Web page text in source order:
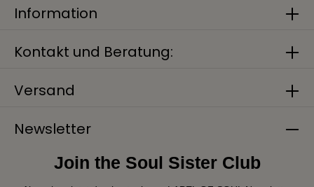
Kontakt und Beratung:
Versand
Newsletter
Join the Soul Sister Club
Information